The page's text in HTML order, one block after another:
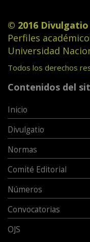
© 2016 Divulgatio
Perfiles
Universidad
Todos los derechos
Contenidos del
Inicio
Divulgatio
Normas
Comité Editorial
Números
Convocatorias
OJS